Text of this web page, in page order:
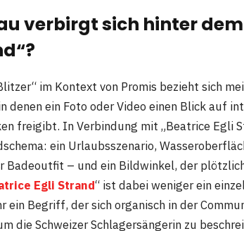
verbirgt sich hinter
im Kontext von Promis bezieht sich
denen ein Foto oder Video einen Blick auf
freigibt. In Verbindung mit „Beatrice Egli
ein Urlaubsszenario,
Badeoutfit – und ein Bildwinkel, der
Egli Strand“ ist dabei weniger ein
ein Begriff, der sich organisch in der
die Schweizer Schlagersängerin zu